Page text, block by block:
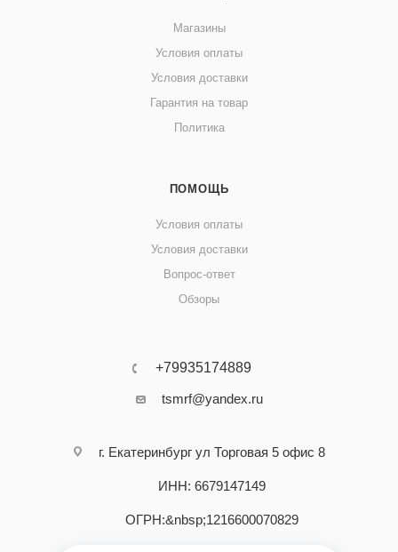
Магазины
Условия оплаты
Условия доставки
Гарантия на товар
Политика
ПОМОЩЬ
Условия оплаты
Условия доставки
Вопрос-ответ
Обзоры
+79935174889
tsmrf@yandex.ru
г. Екатеринбург ул Торговая 5 офис 8
ИНН: 6679147149
ОГРН:&nbsp;1216600070829